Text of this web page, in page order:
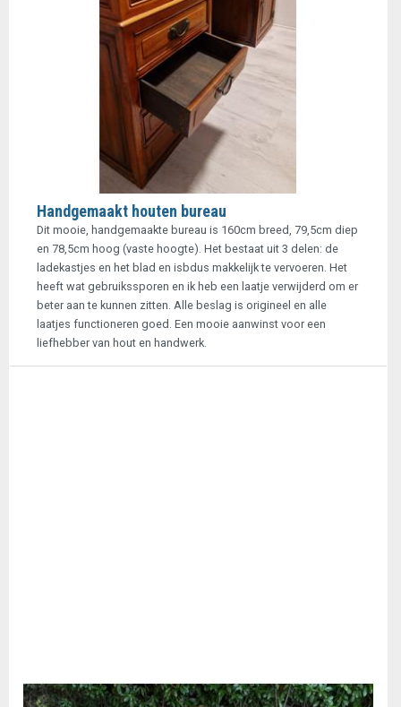
Handgemaakt houten bureau
Dit mooie, handgemaakte bureau is 160cm breed, 79,5cm diep
en 78,5cm hoog (vaste hoogte). Het bestaat uit 3 delen: de
ladekastjes en het blad en isbdus makkelijk te vervoeren. Het
heeft wat gebruikssporen en ik heb een laatje verwijderd om er
beter aan te kunnen zitten. Alle beslag is origineel en alle
laatjes functioneren goed. Een mooie aanwinst voor een
liefhebber van hout en handwerk.